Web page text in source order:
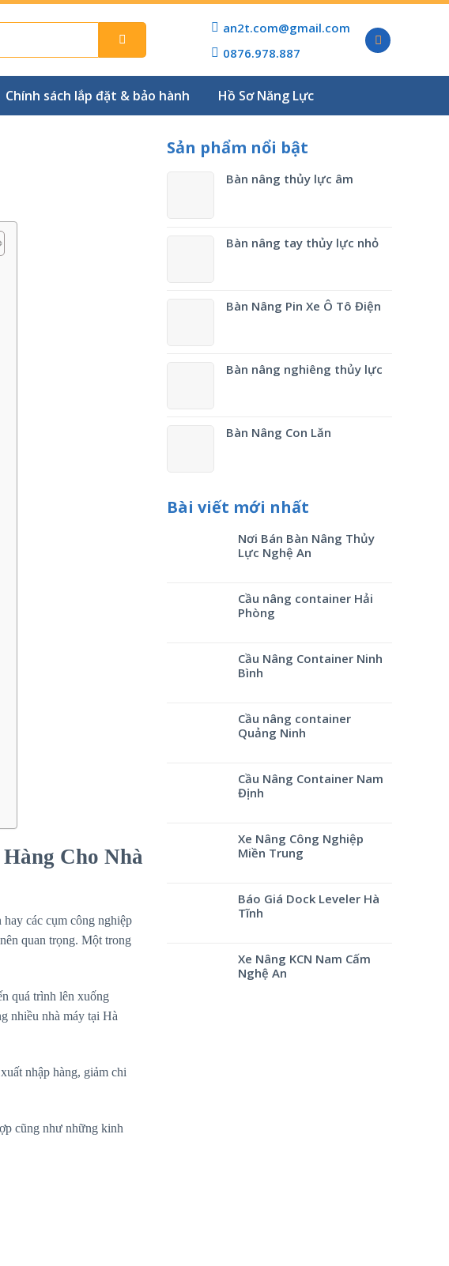
an2t.com@gmail.com
0876.978.887
Chính sách lắp đặt & bảo hành Hồ Sơ Năng Lực
Cho Nhà
các cụm công nghiệp
quan trọng. Một trong
quá trình lên xuống
nhiều nhà máy tại Hà
nhập hàng, giảm chi
cũng như những kinh
Sản phẩm nổi bật
Bàn nâng thủy lực âm
Bàn nâng tay thủy lực nhỏ
Bàn Nâng Pin Xe Ô Tô Điện
Bàn nâng nghiêng thủy lực
Bàn Nâng Con Lăn
Bài viết mới nhất
Nơi Bán Bàn Nâng Thủy
Lực Nghệ An
Cầu nâng container Hải
Phòng
Cầu Nâng Container Ninh
Bình
Cầu nâng container
Quảng Ninh
Cầu Nâng Container Nam
Định
Xe Nâng Công Nghiệp
Miền Trung
Báo Giá Dock Leveler Hà
Tĩnh
Xe Nâng KCN Nam Cấm
Nghệ An